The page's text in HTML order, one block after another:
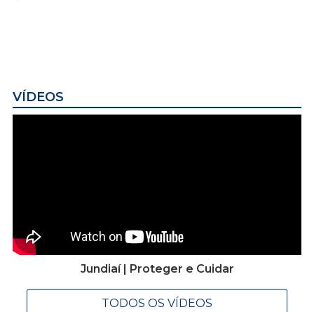
VÍDEOS
Jundiaí | Proteger e Cuidar
TODOS OS VÍDEOS